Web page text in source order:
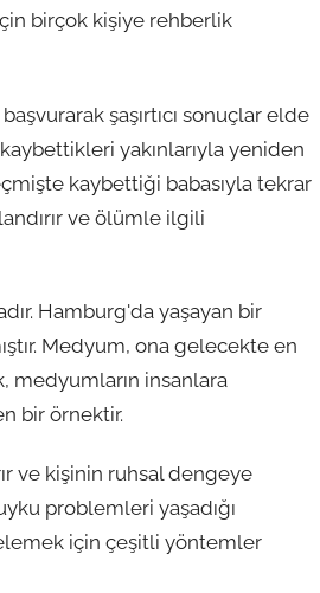
birçok kişiye rehberlik
şaşırtıcı sonuçlar elde
yakınlarıyla yeniden
kaybettiği babasıyla tekrar
ve ölümle ilgili
Hamburg'da yaşayan bir
Medyum, ona gelecekte en
medyumların insanlara
bir örnektir.
ve kişinin ruhsal dengeye
problemleri yaşadığı
için çeşitli yöntemler